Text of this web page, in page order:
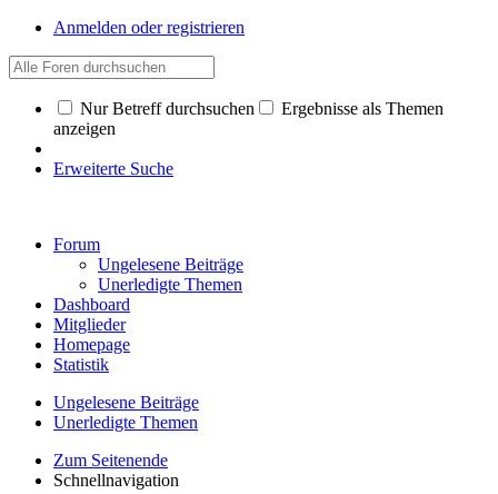
Anmelden oder registrieren
Nur Betreff durchsuchen
Ergebnisse als Themen
anzeigen
Erweiterte Suche
Forum
Ungelesene Beiträge
Unerledigte Themen
Dashboard
Mitglieder
Homepage
Statistik
Ungelesene Beiträge
Unerledigte Themen
Zum Seitenende
Schnellnavigation